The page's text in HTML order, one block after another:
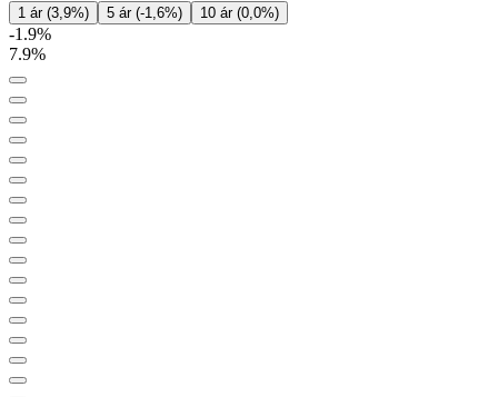
1 ár(3,9%) 5 ár(-1,6%) 10 ár(0,0%)
-1.9%
7.9%